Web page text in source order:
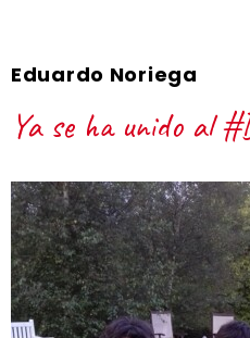
Eduardo Noriega
Ya se ha unido al